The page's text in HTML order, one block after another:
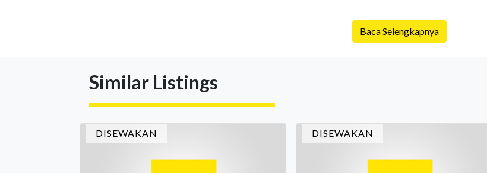
konsistensi, kepercayaan masyarakat, dan
kualitas layanan yang terus dijaga oleh seluruh
jaringan Ray White Indonesia. Top Brand
Award m
kepemilikan hunian maupun investasi properti.
Namun dalam prosesnya, tidak sedikit calon
Baca Selengkapnya
Similar Listings
DISEWAKAN DISEWAKAN